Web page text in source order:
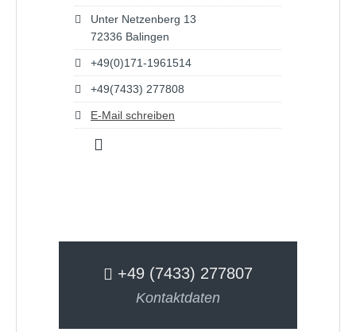
Unter Netzenberg 13
72336 Balingen
+49(0)171-1961514
+49(7433) 277808
E-Mail schreiben
+49 (7433) 277807
Kontaktdaten